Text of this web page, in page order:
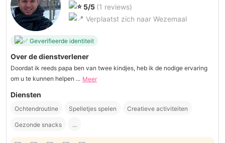
5/5 (1 reviews)
Verplaatst zich naar Wezemaal
Geverifieerde identiteit
Over de dienstverlener
Doordat ik reeds papa ben van twee kindjes, heb ik de nodige ervaring
om u te kunnen helpen ... Meer
Diensten
Ochtendroutine Spelletjes spelen Creatieve activiteiten
Gezonde snacks ...